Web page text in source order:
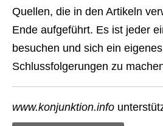
Quellen, die in den Artikeln
Ende aufgeführt. Es ist jeder
besuchen und sich ein
Schlussfolgerungen zu
www.konjunktion.info